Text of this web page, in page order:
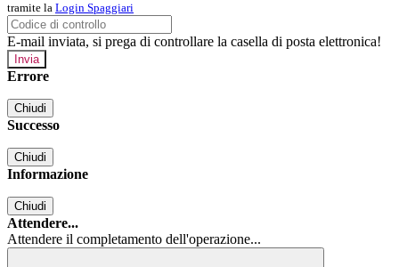
tramite la Login Spaggiari
E-mail inviata, si prega di controllare la casella di posta elettronica!
Errore
Chiudi
Successo
Chiudi
Informazione
Chiudi
Attendere...
Attendere il completamento dell'operazione...